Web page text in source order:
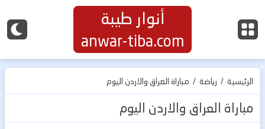
أنوار طيبة
anwar-tiba.com
الرئيسية / رياضة / مباراة العراق والاردن اليوم
مباراة العراق والاردن اليوم